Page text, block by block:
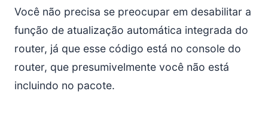
Você não precisa se preocupar em desabilitar a
função de atualização automática integrada do
router, já que esse código está no console do
router, que presumivelmente você não está
incluindo no pacote.